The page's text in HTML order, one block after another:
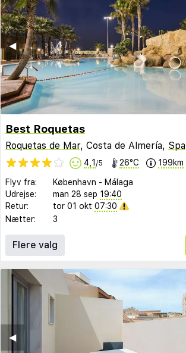
◀︎
Best Roquetas
Roquetas de Mar, Costa de Almería, Spanien
4,1 /5 26°C 199km
Flyv fra: København - Málaga
Udrejse:
man 28 sep 19:40
Retur:
tor 01 okt 07:30
Nætter:
3
Flere valg
◀︎